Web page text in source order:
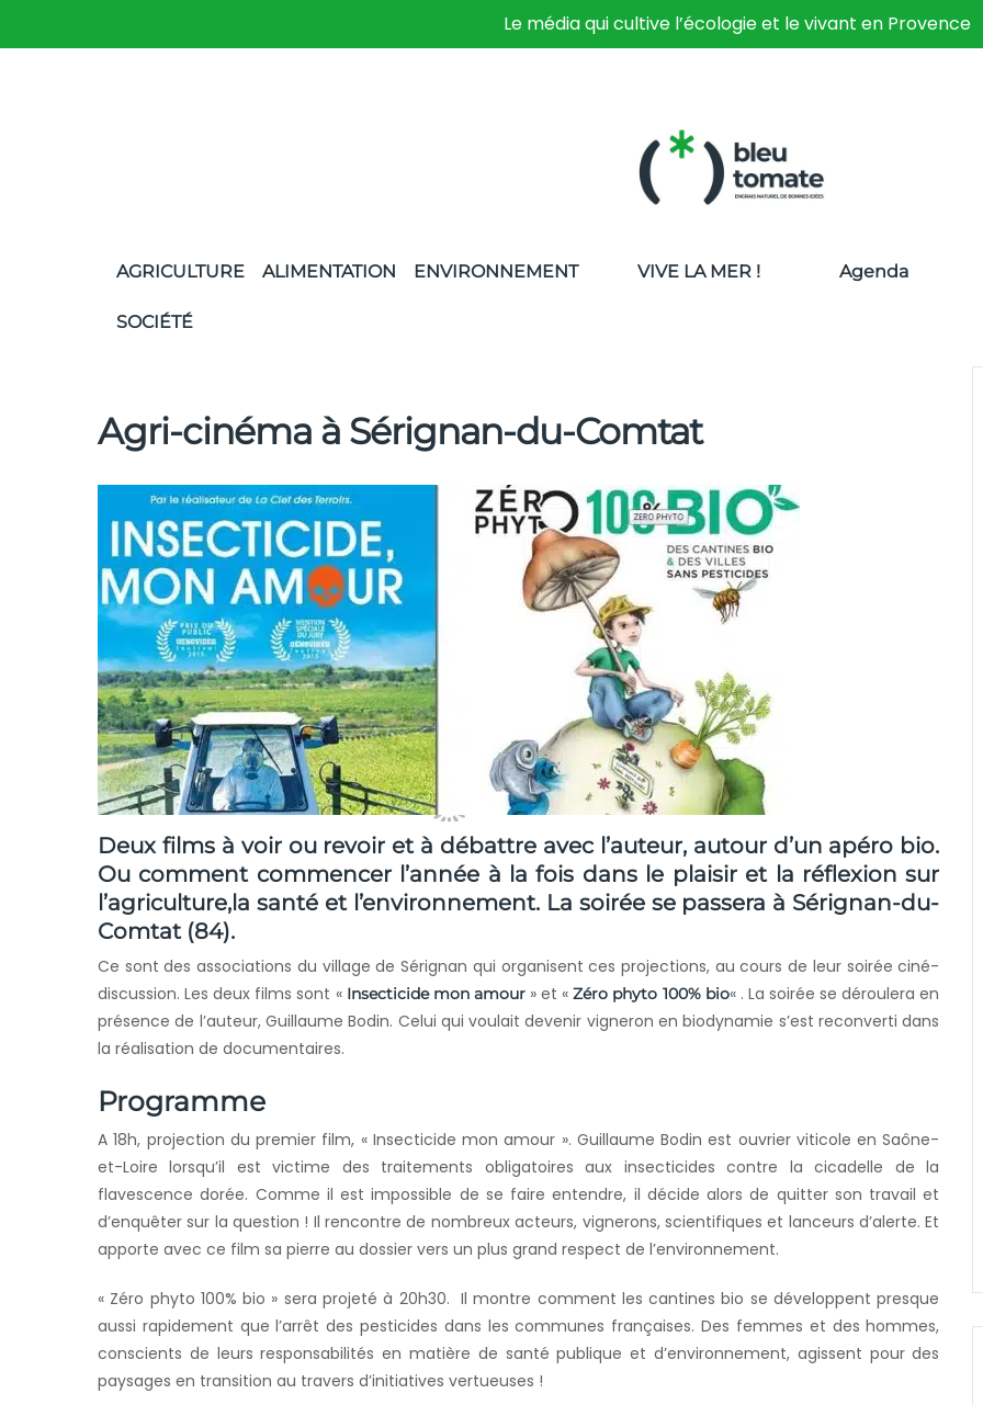
Le média qui cultive l’écologie et le vivant en Provence
AGRICULTURE ALIMENTATION ENVIRONNEMENT
SOCIÉTÉ
VIVE LA MER ! Agenda
Agri-cinéma à Sérignan-du-Comtat
Deux films à voir ou revoir et à débattre avec l’auteur, autour d’un apéro bio.
Ou comment commencer l’année à la fois dans le plaisir et la réflexion sur
l’agriculture,la santé et l’environnement. La soirée se passera à Sérignan-du-
Comtat (84).
Ce sont des associations du village de Sérignan qui organisent ces projections, au cours de leur soirée ciné-
discussion. Les deux films sont « Insecticide mon amour» et «Zéro phyto 100% bio« . La soirée se déroulera en
présence de l’auteur, Guillaume Bodin. Celui qui voulait devenir vigneron en biodynamie s’est reconverti dans
la réalisation de documentaires.
Programme
A 18h, projection du premier film, « Insecticide mon amour ». Guillaume Bodin est ouvrier viticole en Saône-
et-Loire lorsqu’il est victime des traitements obligatoires aux insecticides contre la cicadelle de la
flavescence dorée. Comme il est impossible de se faire entendre, il décide alors de quitter son travail et
d’enquêter sur la question ! Il rencontre de nombreux acteurs, vignerons, scientifiques et lanceurs d’alerte. Et
apporte avec ce film sa pierre au dossier vers un plus grand respect de l’environnement.
« Zéro phyto 100% bio » sera projeté à 20h30. Il montre comment les cantines bio se développent presque
aussi rapidement que l’arrêt des pesticides dans les communes françaises. Des femmes et des hommes,
conscients de leurs responsabilités en matière de santé publique et d’environnement, agissent pour des
paysages en transition au travers d’initiatives vertueuses !